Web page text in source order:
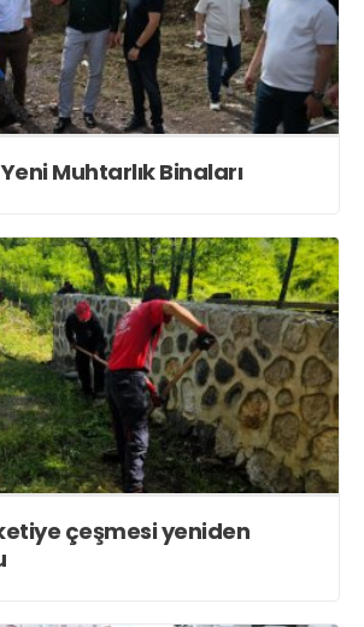
Kartepe’ye Yeni Muhtarlık Binaları
çeşmesi yeniden